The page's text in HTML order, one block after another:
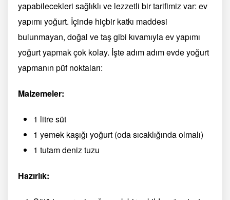
yapabilecekleri sağlıklı ve lezzetli bir tarifimiz var: ev
yapımı yoğurt. İçinde hiçbir katkı maddesi
bulunmayan, doğal ve taş gibi kıvamıyla ev yapımı
yoğurt yapmak çok kolay. İşte adım adım evde yoğurt
yapmanın püf noktaları:
Malzemeler:
1 litre süt
1 yemek kaşığı yoğurt (oda sıcaklığında olmalı)
1 tutam deniz tuzu
Hazırlık: